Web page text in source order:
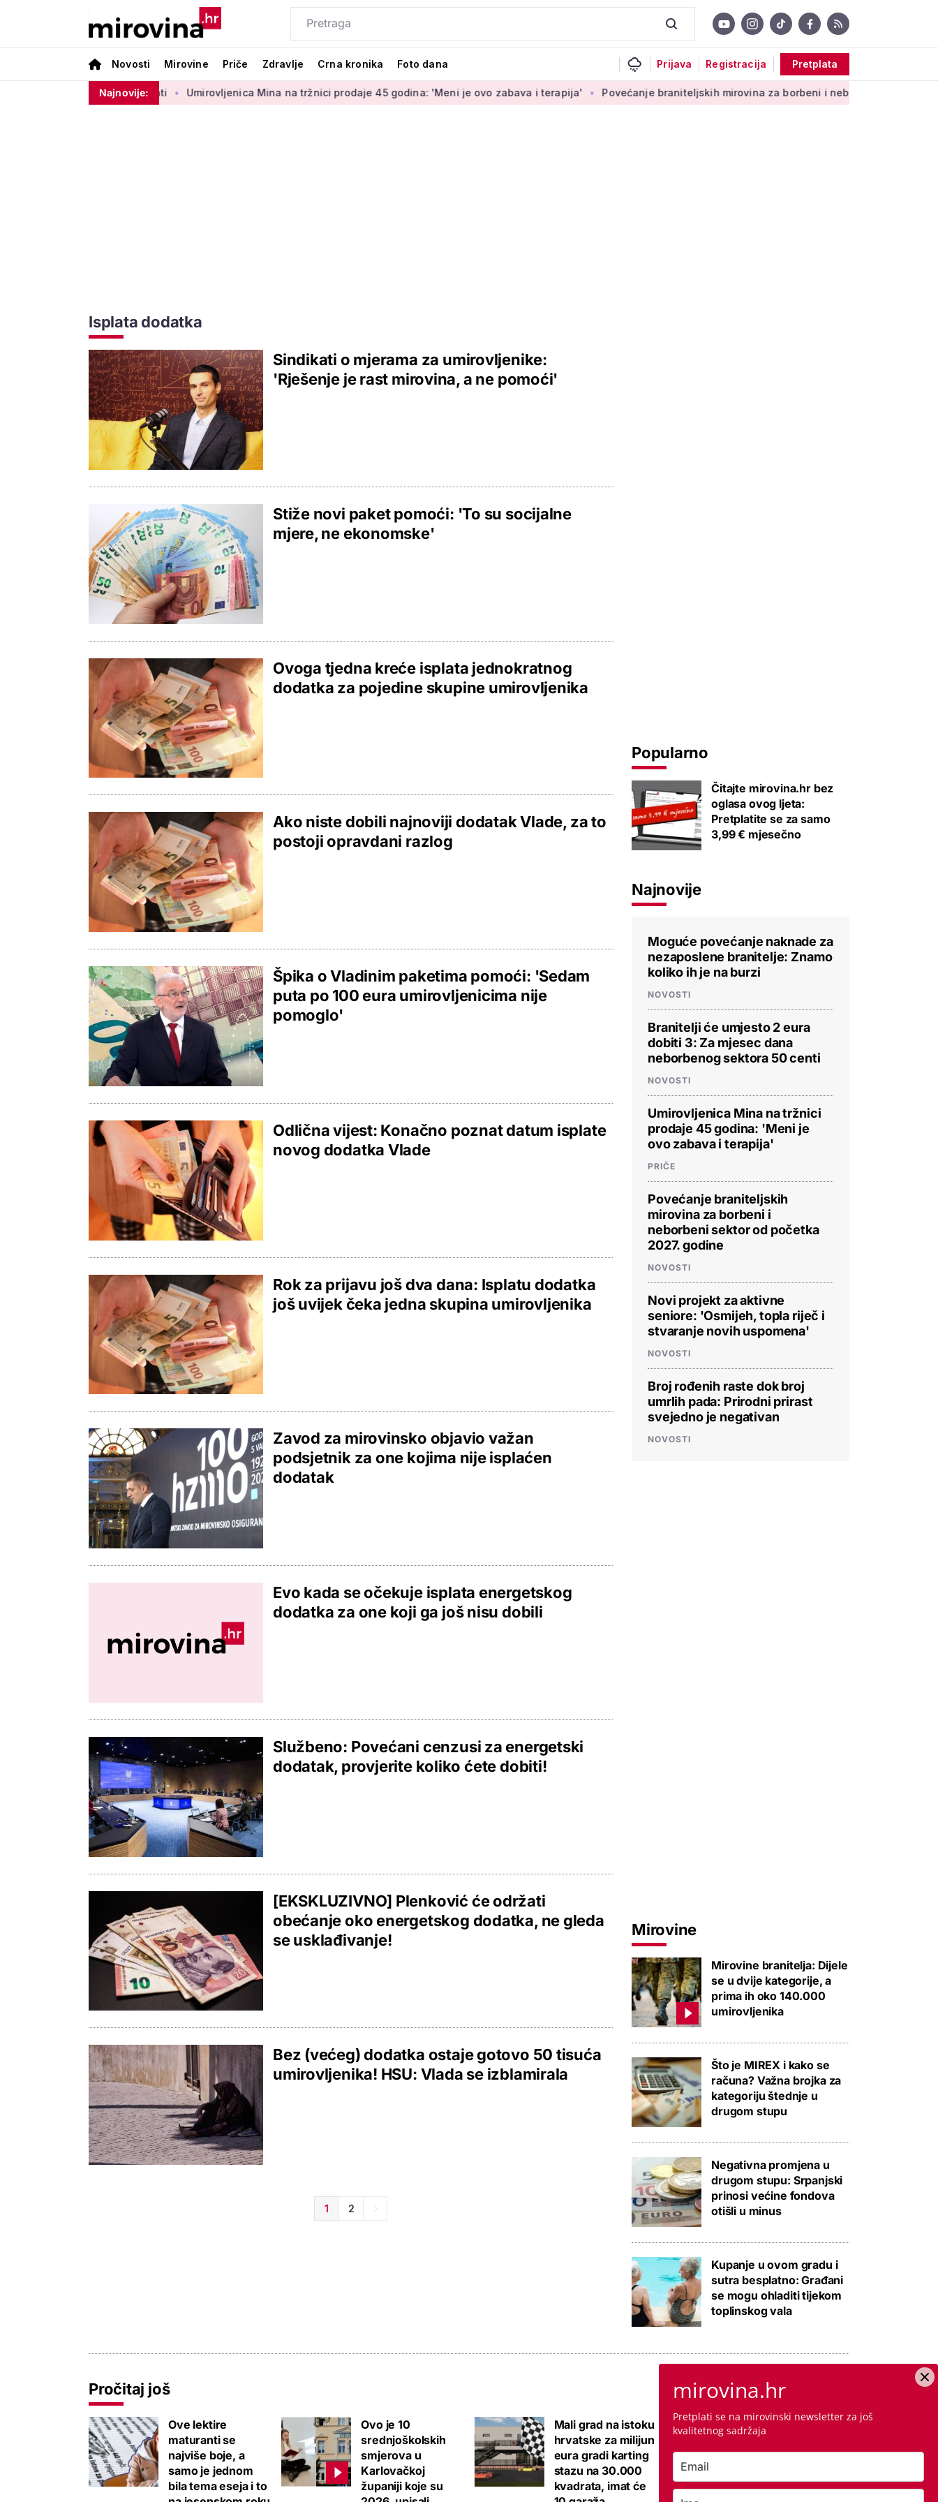
Novosti Mirovine Priče Zdravlje Crna kronika Foto dana Prijava Registracija Pretplata
Najnovije:
sektora 50 centi Umirovljenica Mina na tržnici prodaje 45 godina: 'Meni je ovo zabava i terapija' Povećanje braniteljskih mirovina za borbeni i neborbeni sektor od početka
Isplata dodatka
Sindikati o mjerama za umirovljenike:
'Rješenje je rast mirovina, a ne pomoći'
Stiže novi paket pomoći: 'To su socijalne
mjere, ne ekonomske'
Ovoga tjedna kreće isplata jednokratnog
dodatka za pojedine skupine umirovljenika
Ako niste dobili najnoviji dodatak Vlade, za to
postoji opravdani razlog
Špika o Vladinim paketima pomoći: 'Sedam
puta po 100 eura umirovljenicima nije
pomoglo'
Odlična vijest: Konačno poznat datum isplate
novog dodatka Vlade
Rok za prijavu još dva dana: Isplatu dodatka
još uvijek čeka jedna skupina umirovljenika
Zavod za mirovinsko objavio važan
podsjetnik za one kojima nije isplaćen
dodatak
Evo kada se očekuje isplata energetskog
dodatka za one koji ga još nisu dobili
Službeno: Povećani cenzusi za energetski
dodatak, provjerite koliko ćete dobiti!
[EKSKLUZIVNO] Plenković će održati
obećanje oko energetskog dodatka, ne gleda
se usklađivanje!
Bez (većeg) dodatka ostaje gotovo 50 tisuća
umirovljenika! HSU: Vlada se izblamirala
1 2
Popularno
Čitajte mirovina.hr bez
oglasa ovog ljeta:
Pretplatite se za samo
3,99 € mjesečno
Najnovije
Moguće povećanje naknade za
nezaposlene branitelje: Znamo
koliko ih je na burzi
NOVOSTI
Branitelji će umjesto 2 eura
dobiti 3: Za mjesec dana
neborbenog sektora 50 centi
NOVOSTI
Umirovljenica Mina na tržnici
prodaje 45 godina: 'Meni je
ovo zabava i terapija'
PRIČE
Povećanje braniteljskih
mirovina za borbeni i
neborbeni sektor od početka
2027. godine
NOVOSTI
Novi projekt za aktivne
seniore: 'Osmijeh, topla riječ i
stvaranje novih uspomena'
NOVOSTI
Broj rođenih raste dok broj
umrlih pada: Prirodni prirast
svejedno je negativan
NOVOSTI
Mirovine
Mirovine branitelja: Dijele
se u dvije kategorije, a
prima ih oko 140.000
umirovljenika
Što je MIREX i kako se
računa? Važna brojka za
kategoriju štednje u
drugom stupu
Negativna promjena u
drugom stupu: Srpanjski
prinosi većine fondova
otišli u minus
Kupanje u ovom gradu i
sutra besplatno: Građani
se mogu ohladiti tijekom
toplinskog vala
Pročitaj još
Ove lektire
maturanti se
najviše boje, a
samo je jednom
bila tema eseja i to
Ovo je 10
srednjoškolskih
smjerova u
Karlovačkoj
županiji koje su
Mali grad na istoku
hrvatske za milijun
eura gradi karting
stazu na 30.000
kvadrata, imat će
Galerija: Sanacija
olimpijskog bazena
iz 1972., samo
zaštita 300 tisuća
mirovina.hr
Pretplati se na mirovinski newsletter za još
kvalitetnog sadržaja